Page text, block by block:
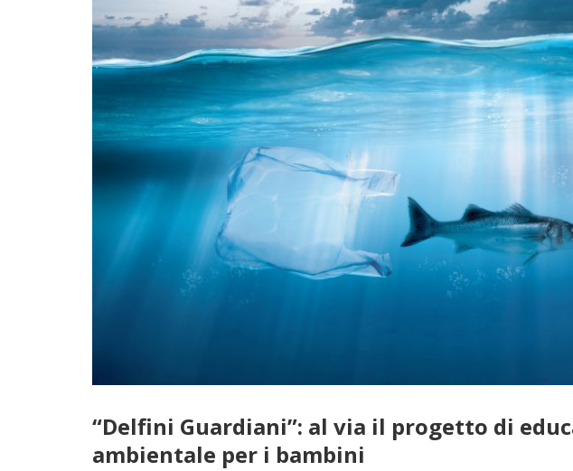
MUTTI ASSUME A OLIVETO CITRA 400 COLLABORATORI STAGIONALI
ZANZARE IN VACANZA? I 3 ERRORI PIÙ COMUNI CHE POSSONO
ADDIO BOLLETTE SALATE? LA NUOVA FRONTIERA DEL
“Delfini Guardiani”: al via il progetto di
ambientale per i bambini